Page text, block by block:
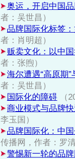
奥运，开启中国
者：吴世昌）
品牌国际化标签
者：肖明超）
贩卖文化：以中
者：张煦）
海尔遭遇“高原期
者：吴世昌）
国际化的障碍
（
商业模式与品牌
李玉国）
品牌国际化：中
传播网，作者：罗
警惕新一轮的品